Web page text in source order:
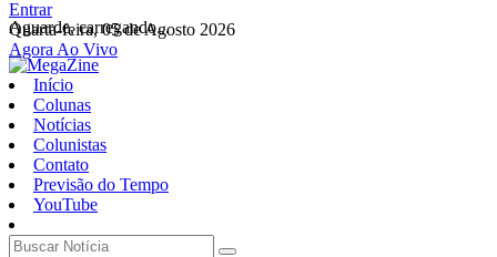
Aguarde, carregando...
Entrar
Quarta-feira, 05 de Agosto 2026
Agora Ao Vivo
Início
Colunas
Notícias
Colunistas
Contato
Previsão do Tempo
YouTube